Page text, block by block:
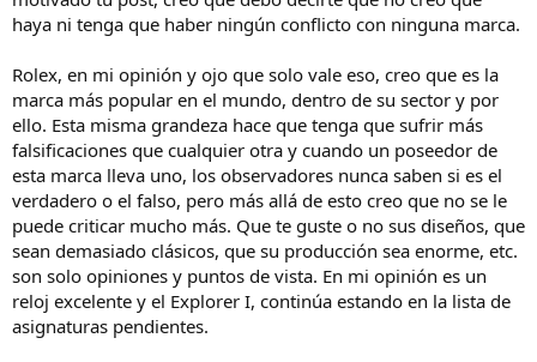
haya ni tenga que haber ningún conflicto con ninguna marca.
Rolex, en mi opinión y ojo que solo vale eso, creo que es la
marca más popular en el mundo, dentro de su sector y por
ello. Esta misma grandeza hace que tenga que sufrir más
falsificaciones que cualquier otra y cuando un poseedor de
esta marca lleva uno, los observadores nunca saben si es el
verdadero o el falso, pero más allá de esto creo que no se le
puede criticar mucho más. Que te guste o no sus diseños, que
sean demasiado clásicos, que su producción sea enorme, etc.
son solo opiniones y puntos de vista. En mi opinión es un
reloj excelente y el Explorer I, continúa estando en la lista de
asignaturas pendientes.